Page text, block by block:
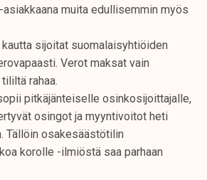
asiakkaana muita edullisemmin myös
sijoitat suomalaisyhtiöiden
Verot maksat vain
rahaa.
pitkäjänteiselle osinkosijoittajalle,
osingot ja myyntivoitot heti
Tällöin osakesäästötilin
korolle -ilmiöstä saa parhaan